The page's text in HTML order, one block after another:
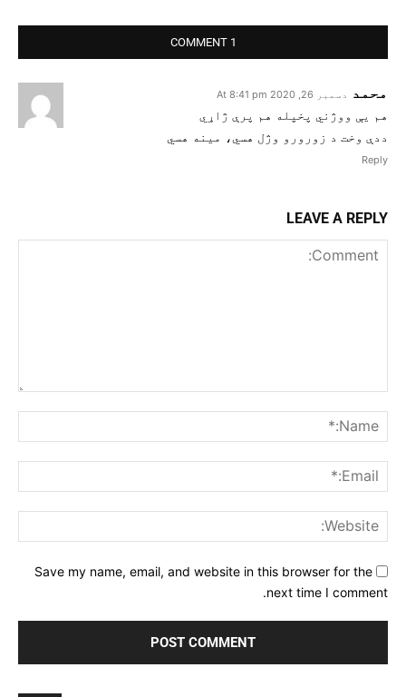
1 COMMENT
محمد دسمبر 26, 2020 At 8:41 pm
هم یې ووژني پخپله هم پرې ژاړي
ددې وخت د زورورو وژل هسي، مینه هسي
Reply
LEAVE A REPLY
Save my name, email, and website in this browser for the
next time I comment.